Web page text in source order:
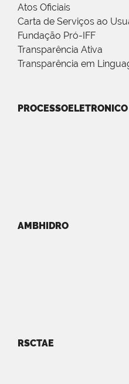
Atos Oficiais
Carta de Serviços ao
Fundação Pró-IFF
Transparência Ativa
Transparência em
PROCESSOELETRONICO
AMBHIDRO
RSCTAE